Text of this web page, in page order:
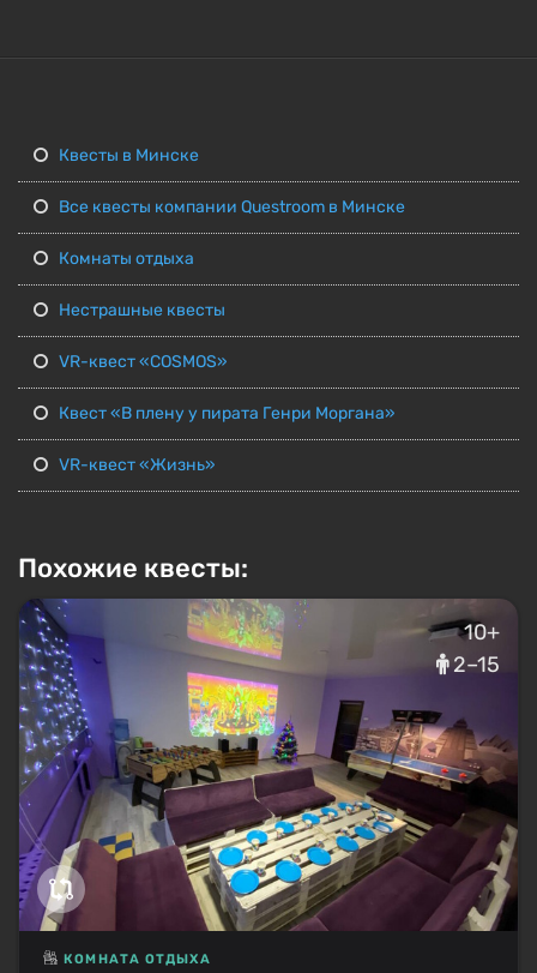
Квесты в Минске
Все квесты компании Questroom в Минске
Комнаты отдыха
Нестрашные квесты
VR-квест «COSMOS»
Квест «В плену у пирата Генри Моргана»
VR-квест «Жизнь»
Похожие квесты:
10+
2–15
КОМНАТА ОТДЫХА